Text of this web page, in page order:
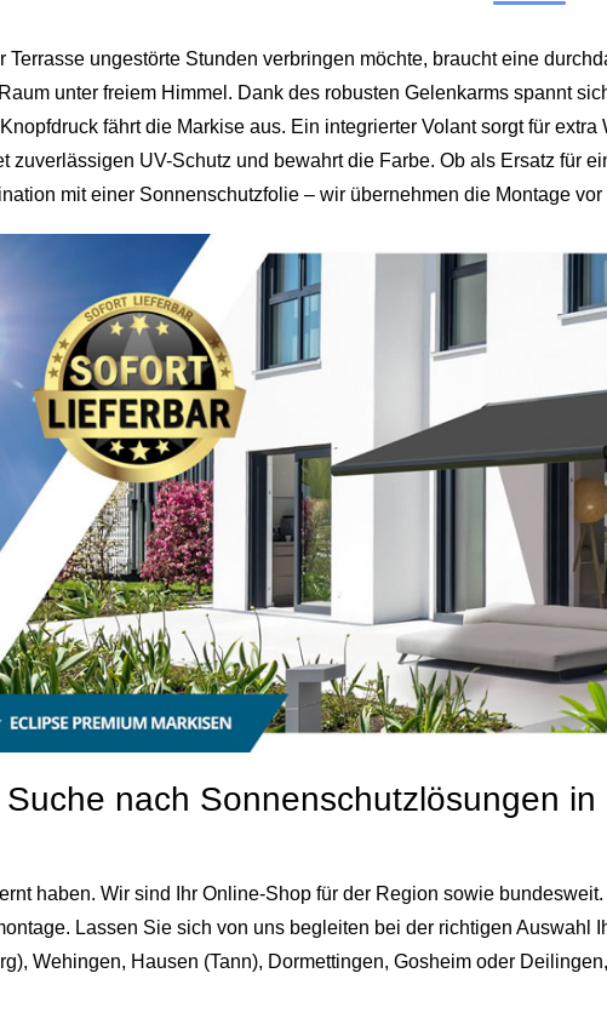
Terrasse ungestörte Stunden verbringen möchte, braucht eine
unter freiem Himmel. Dank des robusten Gelenkarms spannt
fährt die Markise aus. Ein integrierter Volant sorgt für
zuverlässigen UV-Schutz und bewahrt die Farbe. Ob als Ersatz für
mit einer Sonnenschutzfolie – wir übernehmen die Montage
nach Sonnenschutzlösungen in
haben. Wir sind Ihr Online-Shop für der Region sowie
Lassen Sie sich von uns begleiten bei der richtigen
Wehingen, Hausen (Tann), Dormettingen, Gosheim oder